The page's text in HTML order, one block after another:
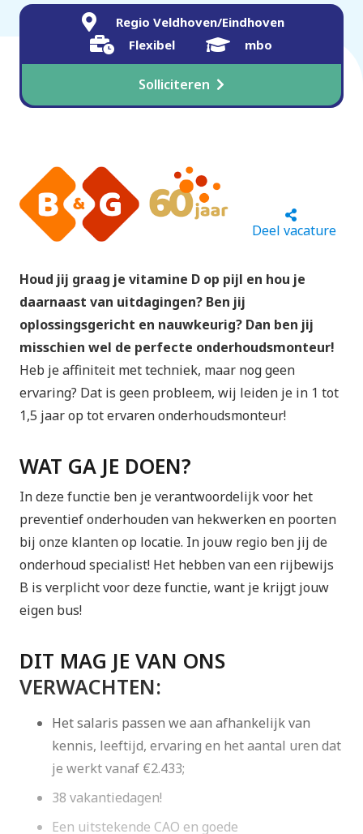
Regio Veldhoven/Eindhoven
Flexibel
mbo
Solliciteren
Deel vacature
Houd jij graag je vitamine D op pijl en hou je
daarnaast van uitdagingen? Ben jij
oplossingsgericht en nauwkeurig? Dan ben jij
misschien wel de perfecte onderhoudsmonteur!
Heb je affiniteit met techniek, maar nog geen
ervaring? Dat is geen probleem, wij leiden je in 1 tot
1,5 jaar op tot ervaren onderhoudsmonteur!
WAT GA JE DOEN?
In deze functie ben je verantwoordelijk voor het
preventief onderhouden van hekwerken en poorten
bij onze klanten op locatie. In jouw regio ben jij de
onderhoud specialist! Het hebben van een rijbewijs
B is verplicht voor deze functie, want je krijgt jouw
eigen bus!
DIT MAG JE VAN ONS
VERWACHTEN:
Het salaris passen we aan afhankelijk van
kennis, leeftijd, ervaring en het aantal uren dat
je werkt vanaf €2.433;
38 vakantiedagen!
Een uitstekende CAO en goede